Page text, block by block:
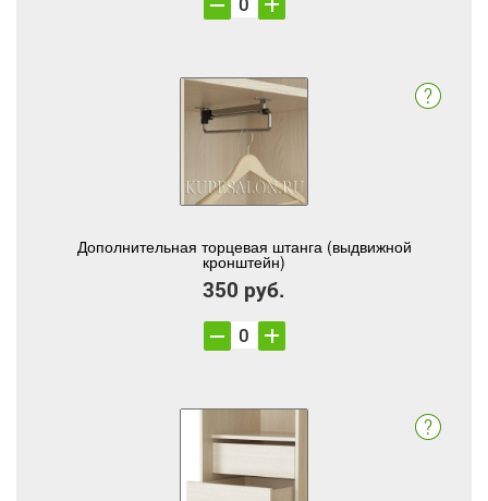
Дополнительная торцевая штанга (выдвижной
кронштейн)
350 руб.